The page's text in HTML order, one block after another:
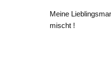
Meine
mischt !